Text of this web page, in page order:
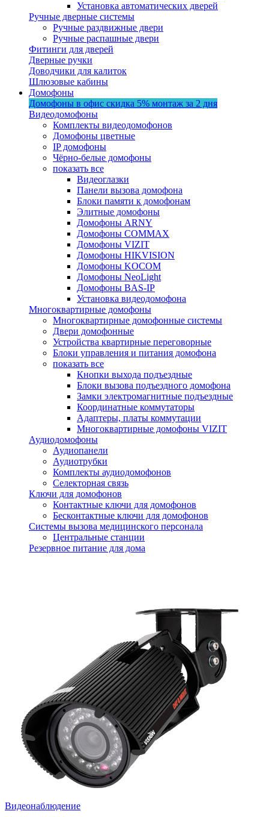
Установка автоматических дверей
Ручные дверные системы
Ручные раздвижные двери
Ручные распашные двери
Фитинги для дверей
Дверные ручки
Доводчики для калиток
Шлюзовые кабины
Домофоны
Домофоны в офис скидка 5% монтаж за 2 дня
Видеодомофоны
Комплекты видеодомофонов
Домофоны цветные
IP домофоны
Чёрно-белые домофоны
показать все
Видеоглазки
Панели вызова домофона
Блоки памяти к домофонам
Элитные домофоны
Домофоны ARNY
Домофоны COMMAX
Домофоны VIZIT
Домофоны HIKVISION
Домофоны KOCOM
Домофоны NeoLight
Домофоны BAS-IP
Установка видеодомофона
Многоквартирные домофоны
Многоквартирные домофонные системы
Двери домофонные
Устройства квартирные переговорные
Блоки управления и питания домофона
показать все
Кнопки выхода подъездные
Блоки вызова подъездного домофона
Замки электромагнитные подъездные
Координатные коммутаторы
Адаптеры, платы коммутации
Многоквартирные домофоны VIZIT
Аудиодомофоны
Аудиопанели
Аудиотрубки
Комплекты аудиодомофонов
Селекторная связь
Ключи для домофонов
Контактные ключи для домофонов
Бесконтактные ключи для домофонов
Системы вызова медицинского персонала
Центральные станции
Резервное питание для дома
Видеонаблюдение